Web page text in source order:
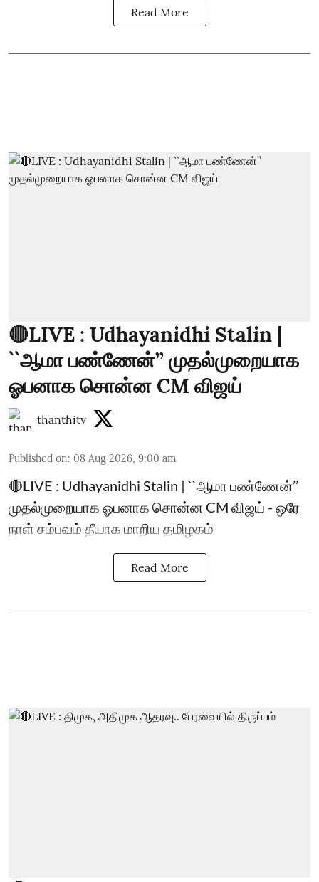
Read More
🔴LIVE : Udhayanidhi Stalin |
``ஆமா பண்ணேன்’’ முதல்முறையாக
ஓபனாக சொன்ன CM விஜய்
thanthitv
Published on: 08 Aug 2026, 9:00 am
🔴LIVE : Udhayanidhi Stalin | ``ஆமா பண்ணேன்’’
முதல்முறையாக ஓபனாக சொன்ன CM விஜய் - ஒரே
நாள் சம்பவம் தீயாக மாறிய தமிழகம்
Read More